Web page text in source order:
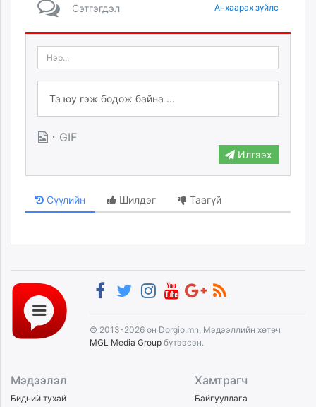
Сэтгэгдэл Анхаарах зүйлс
· GIF
Илгээх
Сүүлийн Шилдэг Таагүй
© 2013-2026 он Dorgio.mn, Мэдээллийн хөтөч
MGL Media Group бүтээсэн.
Мэдээлэл
Бидний тухай
Хамтрагч
Байгууллага